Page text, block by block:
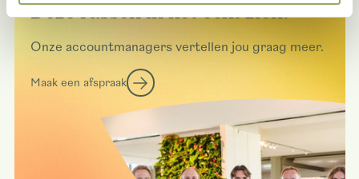
Deze rassen in het echt zien?
Onze accountmanagers vertellen jou graag meer.
Maak een afspraak